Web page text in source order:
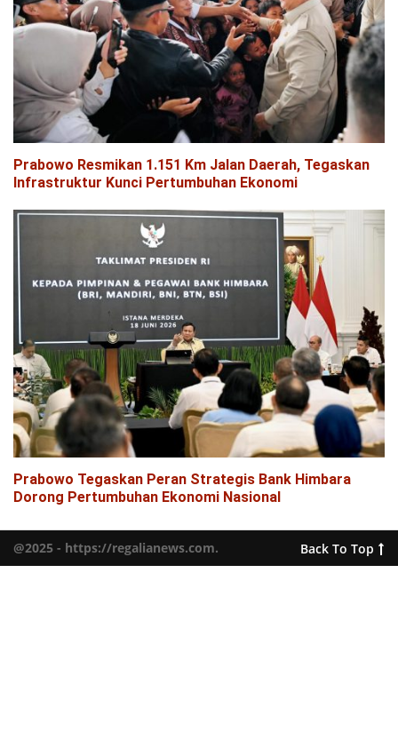
Prabowo Resmikan 1.151 Km Jalan Daerah, Tegaskan
Infrastruktur Kunci Pertumbuhan Ekonomi
Prabowo Tegaskan Peran Strategis Bank Himbara
Dorong Pertumbuhan Ekonomi Nasional
@2025 - https://regalianews.com. Back To Top